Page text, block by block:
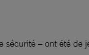
– ont été